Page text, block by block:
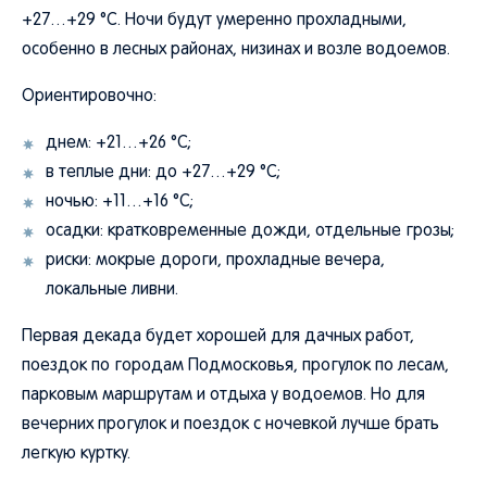
+27…+29 °C. Ночи будут умеренно прохладными,
особенно в лесных районах, низинах и возле водоемов.
Ориентировочно:
днем: +21…+26 °C;
в теплые дни: до +27…+29 °C;
ночью: +11…+16 °C;
осадки: кратковременные дожди, отдельные грозы;
риски: мокрые дороги, прохладные вечера,
локальные ливни.
Первая декада будет хорошей для дачных работ,
поездок по городам Подмосковья, прогулок по лесам,
парковым маршрутам и отдыха у водоемов. Но для
вечерних прогулок и поездок с ночевкой лучше брать
легкую куртку.